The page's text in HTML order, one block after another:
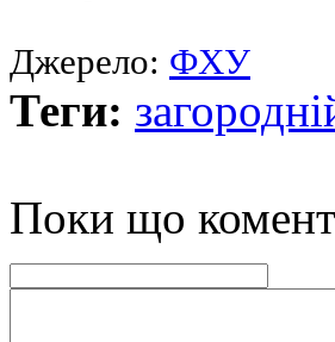
Джерело: ФХУ
Теги:
Поки що